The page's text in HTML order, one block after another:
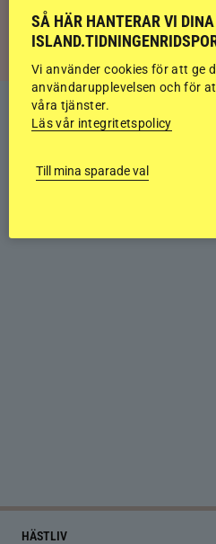
islandshäst
HÄSTLIV
SÅ HÄR HANTERAR VI
Vi använder cookies för att ge
användarupplevelsen och för
våra tjänster.
Läs vår integritetspolicy
Till mina sparade val